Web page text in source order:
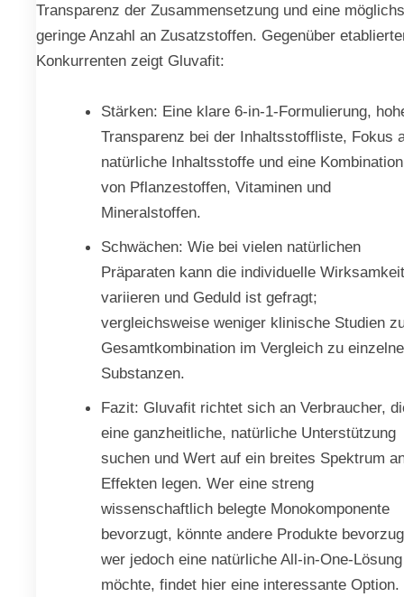
Transparenz der Zusammensetzung und eine
geringe Anzahl an Zusatzstoffen. Gegenüber
Konkurrenten zeigt Gluvafit:
Stärken: Eine klare 6-in-1-Formulierung,
Transparenz bei der Inhaltsstoffliste, Fokus
natürliche Inhaltsstoffe und eine Kombination
von Pflanzestoffen, Vitaminen und
Mineralstoffen.
Schwächen: Wie bei vielen natürlichen
Präparaten kann die individuelle Wirksamkeit
variieren und Geduld ist gefragt;
vergleichsweise weniger klinische Studien
Gesamtkombination im Vergleich zu
Substanzen.
Fazit: Gluvafit richtet sich an Verbraucher,
eine ganzheitliche, natürliche Unterstützung
suchen und Wert auf ein breites Spektrum
Effekten legen. Wer eine streng
wissenschaftlich belegte Monokomponente
bevorzugt, könnte andere Produkte
wer jedoch eine natürliche All-in-One-Lösung
möchte, findet hier eine interessante Option.